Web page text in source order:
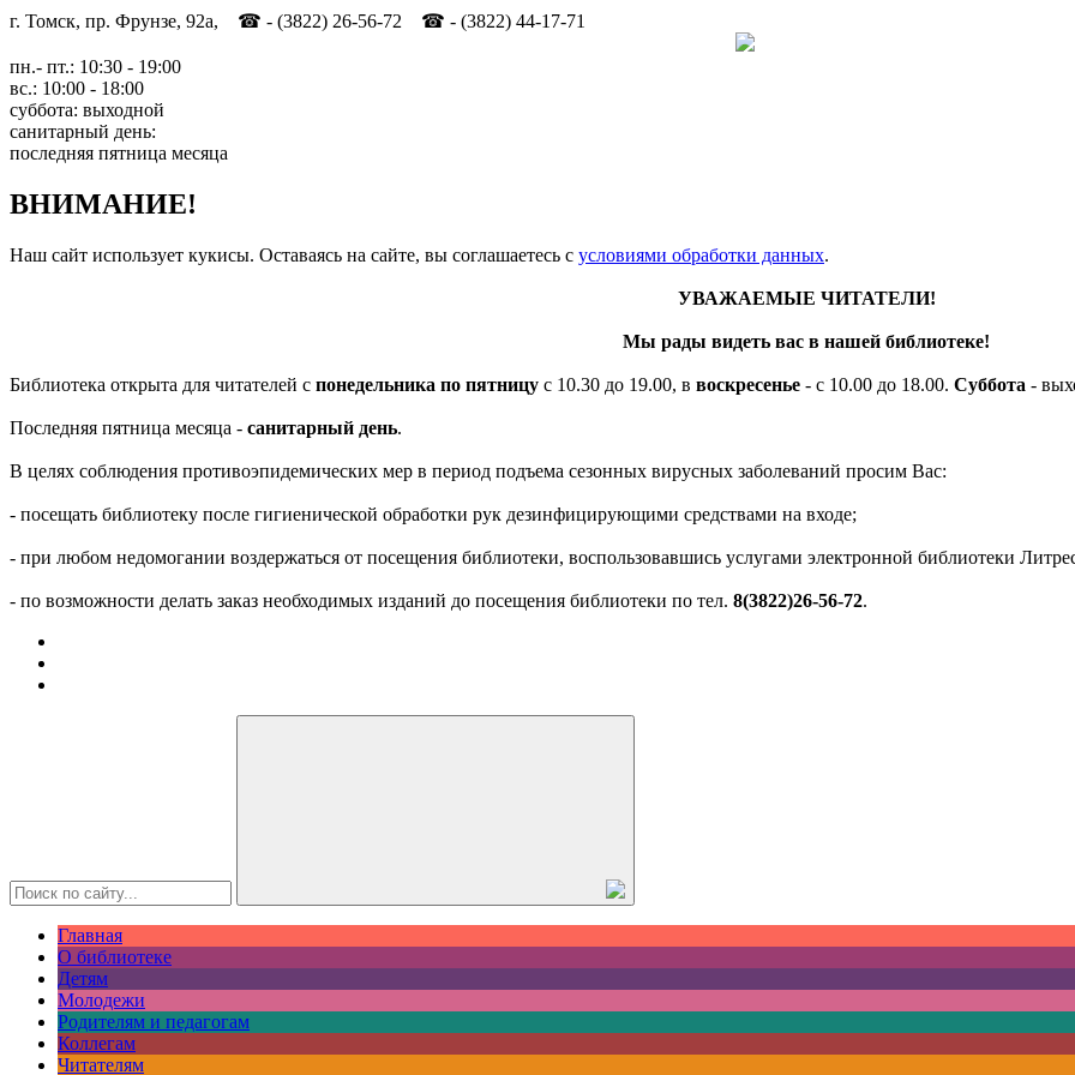
г. Томск, пр. Фрунзе, 92а, ☎ - (3822) 26-56-72 ☎ - (3822) 44-17-71
пн.- пт.: 10:30 - 19:00
вс.: 10:00 - 18:00
суббота: выходной
санитарный день:
последняя пятница месяца
ВНИМАНИЕ!
Наш сайт использует кукисы. Оставаясь на сайте, вы соглашаетесь c условиями обработки данных.
УВАЖАЕМЫЕ ЧИТАТЕЛИ!
Мы рады видеть вас в нашей библиотеке!
Библиотека открыта для читателей с понедельника по пятницу с 10.30 до 19.00, в воскресенье - с 10.00 до 18.00. Суббота -
Последняя пятница месяца - санитарный день.
В целях соблюдения противоэпидемических мер в период подъема сезонных вирусных заболеваний просим Вас:
- посещать библиотеку после гигиенической обработки рук дезинфицирующими средствами на входе;
- при любом недомогании воздержаться от посещения библиотеки, воспользовавшись услугами электронной библиотеки
- по возможности делать заказ необходимых изданий до посещения библиотеки по тел. 8(3822)26-56-72.
Главная
О библиотеке
Детям
Молодежи
Родителям и педагогам
Коллегам
Читателям